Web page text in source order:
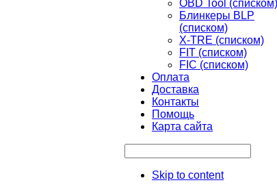
OBD Tool (списком)
Блинкеры BLP
(списком)
X-TRE (списком)
FIT (списком)
FIC (списком)
Оплата
Доставка
Контакты
Помощь
Карта сайта
Skip to content